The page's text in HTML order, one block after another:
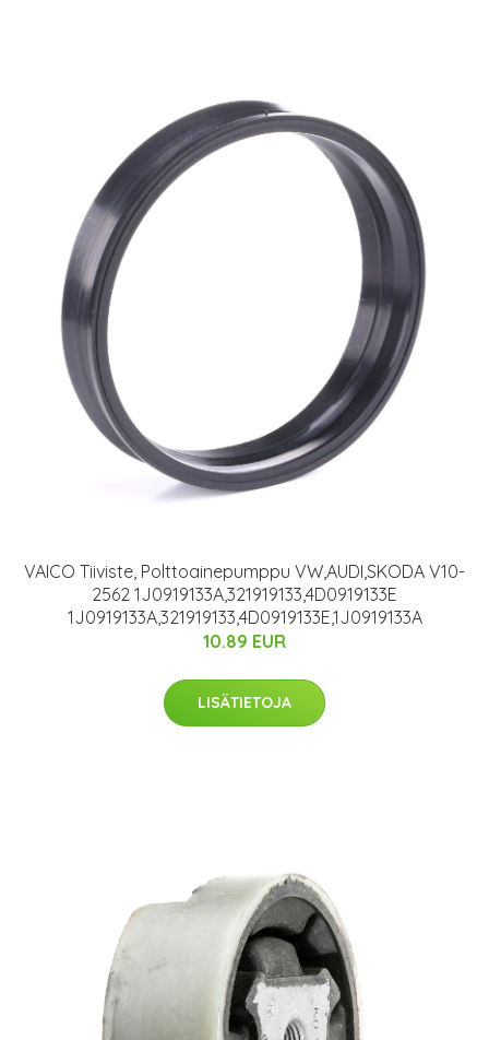
VAICO Tiiviste, Polttoainepumppu VW,AUDI,SKODA V10-
2562 1J0919133A,321919133,4D0919133E
1J0919133A,321919133,4D0919133E,1J0919133A
10.89 EUR
LISÄTIETOJA